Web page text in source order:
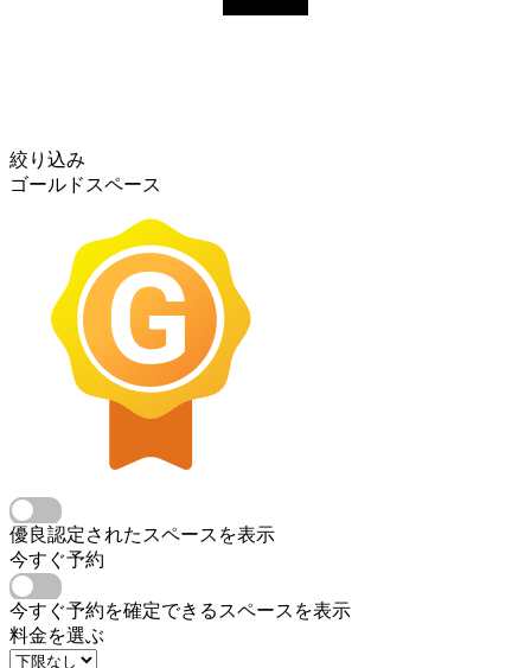
絞り込み
ゴールドスペース
優良認定されたスペースを表示
今すぐ予約
今すぐ予約を確定できるスペースを表示
料金を選ぶ